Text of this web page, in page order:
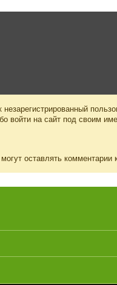
войти на сайт под своим
оставлять комментарии